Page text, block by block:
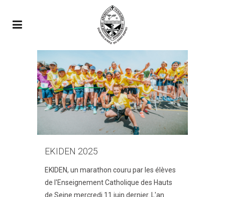
EKIDEN 2025
EKIDEN, un marathon couru par les élèves
de l'Enseignement Catholique des Hauts
de Seine mercredi 11 juin dernier. L'an